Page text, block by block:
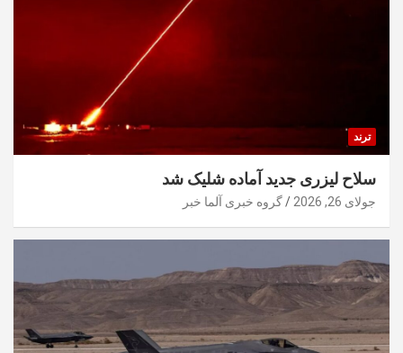
ترند
سلاح لیزری جدید آماده شلیک شد
جولای 26, 2026 گروه خبری آلما خبر